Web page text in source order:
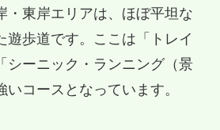
・東岸エリアは、ほぼ平坦な
遊歩道です。ここは「トレイ
シーニック・ランニング（景
コースとなっています。